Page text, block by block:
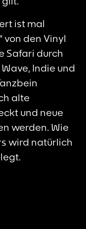
ist mal
von den Vinyl
Safari durch
Indie und
alte
und neue
werden. Wie
wird natürlich